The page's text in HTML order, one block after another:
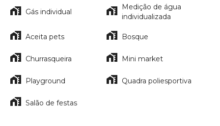
Gás individual
Medição de água
individualizada
Aceita pets Bosque
Churrasqueira Mini market
Playground Quadra poliesportiva
Salão de festas